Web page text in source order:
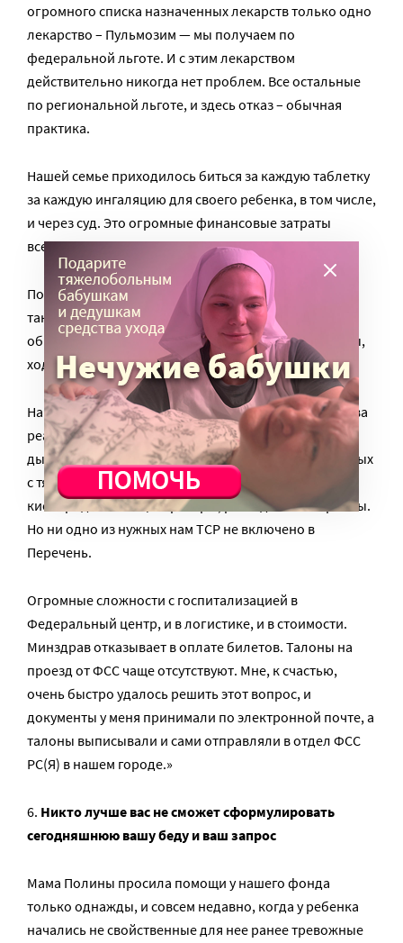
огромного списка назначенных лекарств только одно
лекарство – Пульмозим — мы получаем по
федеральной льготе. И с этим лекарством
действительно никогда нет проблем. Все остальные
по региональной льготе, и здесь отказ – обычная
практика.
Нашей семье приходилось биться за каждую таблетку
за каждую ингаляцию для своего ребенка, в том числе,
и через суд. Это огромные финансовые затраты
всегда. И еще временные и моральные.
Почему мама вместо того, чтобы проводить лишний
так нужный час с своим ребенком должна писать
обращения, сидеть в приемных, обзванивать фонды,
ходить на суды? Но выбора у нас пока нет.
Нашим пациентам нужны еще и технические средства
реабилитации. Это откашливатели, ингаляторы,
дыхательные тренажеры, прибор БИПАП для больных
с тяжелой дыхательной недостаточностью ,
кислородные концентраторы, расходные материалы.
Но ни одно из нужных нам ТСР не включено в
Перечень.
Огромные сложности с госпитализацией в
Федеральный центр, и в логистике, и в стоимости.
Минздрав отказывает в оплате билетов. Талоны на
проезд от ФСС чаще отсутствуют. Мне, к счастью,
очень быстро удалось решить этот вопрос, и
документы у меня принимали по электронной почте, а
талоны выписывали и сами отправляли в отдел ФСС
РС(Я) в нашем городе.»
Никто лучше вас не сможет сформулировать
сегодняшнюю вашу беду и ваш запрос
Мама Полины просила помощи у нашего фонда
только однажды, и совсем недавно, когда у ребенка
начались не свойственные для нее ранее тревожные